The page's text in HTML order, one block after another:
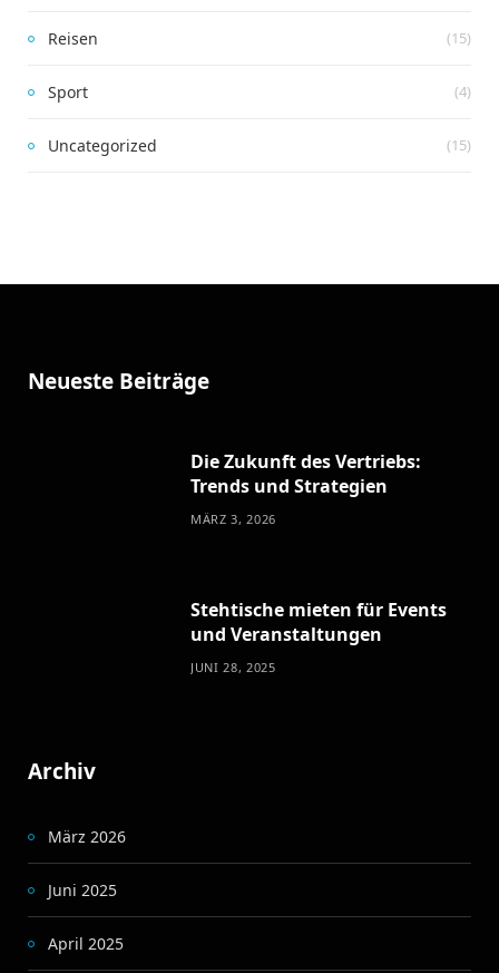
Reisen (15)
Sport (4)
Uncategorized (15)
Neueste Beiträge
Die Zukunft des Vertriebs:
Trends und Strategien
MÄRZ 3, 2026
Stehtische mieten für Events
und Veranstaltungen
JUNI 28, 2025
Archiv
März 2026
Juni 2025
April 2025